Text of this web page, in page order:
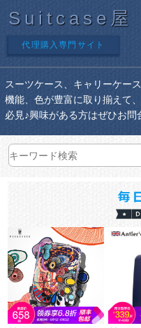
Suitcase屋
代理購入専門サイト
スーツケース、キャリーケー
機能、色が豊富に取り揃えて
必見♪興味がある方はぜひお問